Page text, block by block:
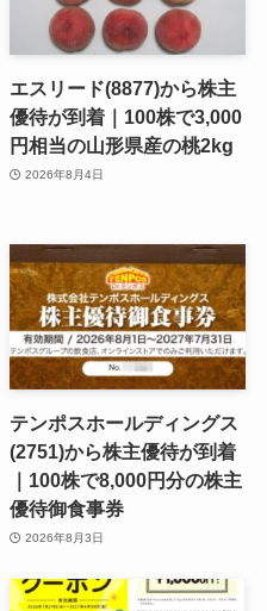
エスリード(8877)から株主
優待が到着｜100株で3,000
円相当の山形県産の桃2kg
2026年8月4日
テンポスホールディングス
(2751)から株主優待が到着
｜100株で8,000円分の株主
優待御食事券
2026年8月3日